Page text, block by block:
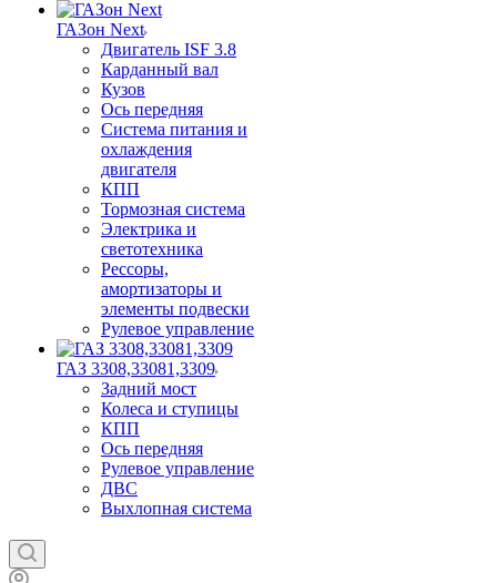
ГАЗон Next
Двигатель ISF 3.8
Карданный вал
Кузов
Ось передняя
Система питания и
охлаждения
двигателя
КПП
Тормозная система
Электрика и
светотехника
Рессоры,
амортизаторы и
элементы подвески
Рулевое управление
ГАЗ 3308,33081,3309
Задний мост
Колеса и ступицы
КПП
Ось передняя
Рулевое управление
ДВС
Выхлопная система